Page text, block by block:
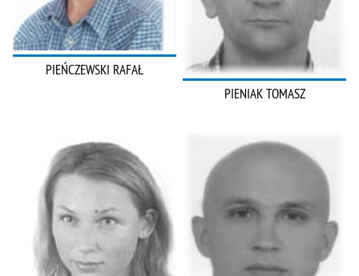
PIEŃCZEWSKI RAFAŁ
PIENIAK TOMASZ